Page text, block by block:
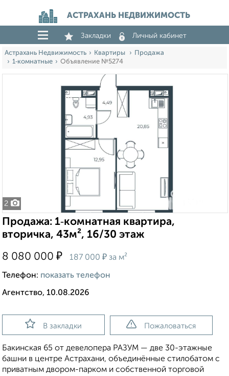
АСТРАХАНЬ НЕДВИЖИМОСТЬ
Закладки Личный кабинет
Астрахань Недвижимость Квартиры
Продажа
1‑комнатные
Объявление №5274
2
Продажа: 1‑комнатная квартира,
вторичка, 43м², 16/30 этаж
8 080 000 ₽ 187 000 ₽ за м²
Телефон: показать телефон
Агентство, 10.08.2026
В закладки Пожаловаться
Бакинская 65 от девелопера РАЗУМ — две 30-этажные
башни в центре Астрахани, объединённые стилобатом с
приватным двором-парком и собственной торговой